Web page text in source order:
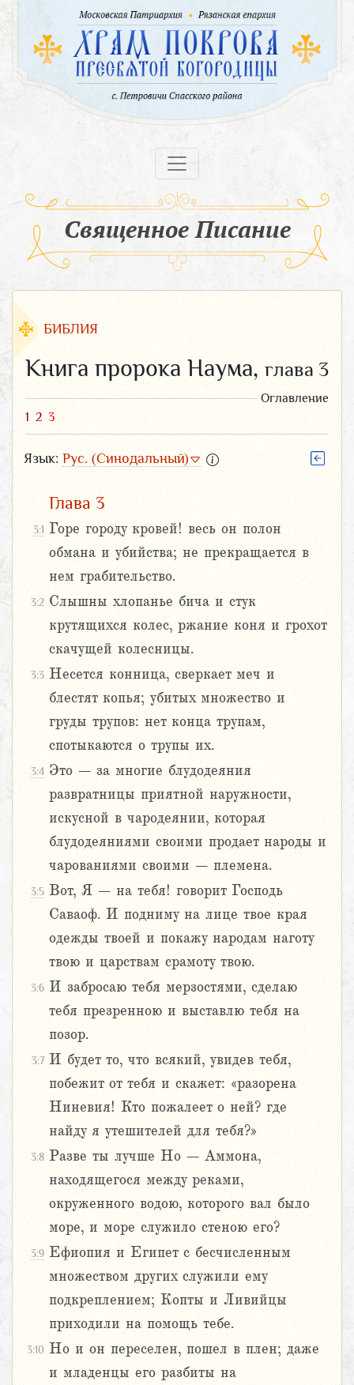
Священное Писание
БИБЛИЯ
Книга пророка Наума, глава 3
Оглавление
1 2 3
Язык: Рус. (Синодальный)
Глава 3
3:1 Горе городу кровей! весь он полон
обмана и убийства; не прекращается в
нем грабительство.
3:2 Слышны хлопанье бича и стук
крутящихся колес, ржание коня и грохот
скачущей колесницы.
3:3 Несется конница, сверкает меч и
блестят копья; убитых множество и
груды трупов: нет конца трупам,
спотыкаются о трупы их.
3:4 Это – за многие блудодеяния
развратницы приятной наружности,
искусной в чародеянии, которая
блудодеяниями своими продает народы и
чарованиями своими – племена.
3:5 Вот, Я – на тебя! говорит Господь
Саваоф. И подниму на лице твое края
одежды твоей и покажу народам наготу
твою и царствам срамоту твою.
3:6 И забросаю тебя мерзостями, сделаю
тебя презренною и выставлю тебя на
позор.
3:7 И будет то, что всякий, увидев тебя,
побежит от тебя и скажет: «разорена
Ниневия! Кто пожалеет о ней? где
найду я утешителей для тебя?»
3:8 Разве ты лучше Но – Аммона,
находящегося между реками,
окруженного водою, которого вал было
море, и море служило стеною его?
3:9 Ефиопия и Египет с бесчисленным
множеством других служили ему
подкреплением; Копты и Ливийцы
приходили на помощь тебе.
3:10 Но и он переселен, пошел в плен; даже
и младенцы его разбиты на